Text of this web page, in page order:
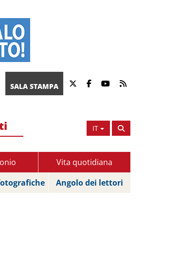
SALA STAMPA
IT
Vita quotidiana
Angolo dei lettori